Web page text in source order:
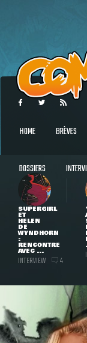
HOME BRÈVES
DOSSIERS
SUPERGIRL
ET
HELEN
DE
WYNDHORN
:
RENCONTRE
AVEC ...
INTERVIEW 4